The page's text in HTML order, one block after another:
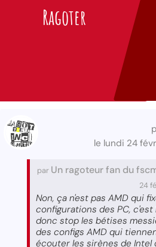
Ragoter
le lundi 24
par Un ragoteur fan du
24
Non, ça n'est pas AMD qui
configurations des PC,
donc stop les bétises
des configs AMD qui
écouter les sirènes de Intel